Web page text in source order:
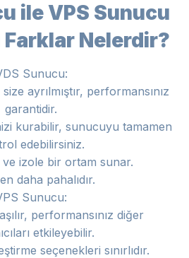
ile VPS Sunucu
Farklar Nelerdir?
Sunucu:
ayrılmıştır, performansınız
garantidir.
kurabilir, sunucuyu tamamen
edebilirsiniz.
izole bir ortam sunar.
daha pahalıdır.
Sunucu:
performansınız diğer
etkileyebilir.
seçenekleri sınırlıdır.